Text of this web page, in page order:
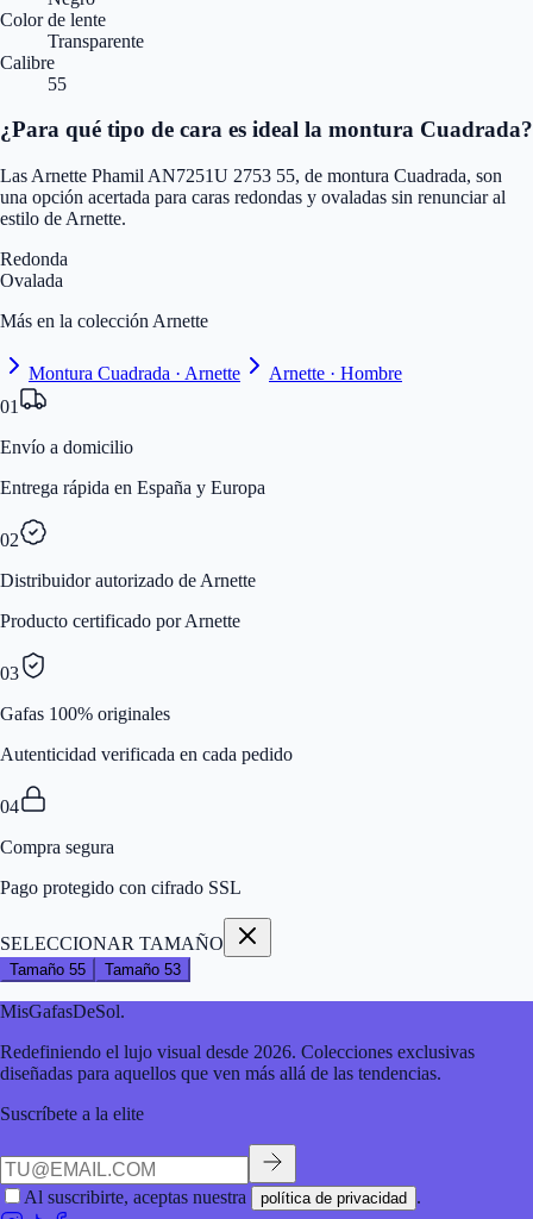
Color de lente
Transparente
Calibre
55
¿Para qué tipo de cara es ideal la montura Cuadrada?
Las Arnette Phamil AN7251U 2753 55, de montura Cuadrada, son
una opción acertada para caras redondas y ovaladas sin renunciar al
estilo de Arnette.
Redonda
Ovalada
Más en la colección Arnette
Montura Cuadrada · Arnette
Arnette · Hombre
01
Envío a domicilio
Entrega rápida en España y Europa
02
Distribuidor autorizado de Arnette
Producto certificado por Arnette
03
Gafas 100% originales
Autenticidad verificada en cada pedido
04
Compra segura
Pago protegido con cifrado SSL
SELECCIONAR TAMAÑO
Tamaño 55 Tamaño 53
MisGafasDeSol.
Redefiniendo el lujo visual desde 2026. Colecciones exclusivas
diseñadas para aquellos que ven más allá de las tendencias.
Suscríbete a la elite
Al suscribirte, aceptas nuestra política de privacidad .